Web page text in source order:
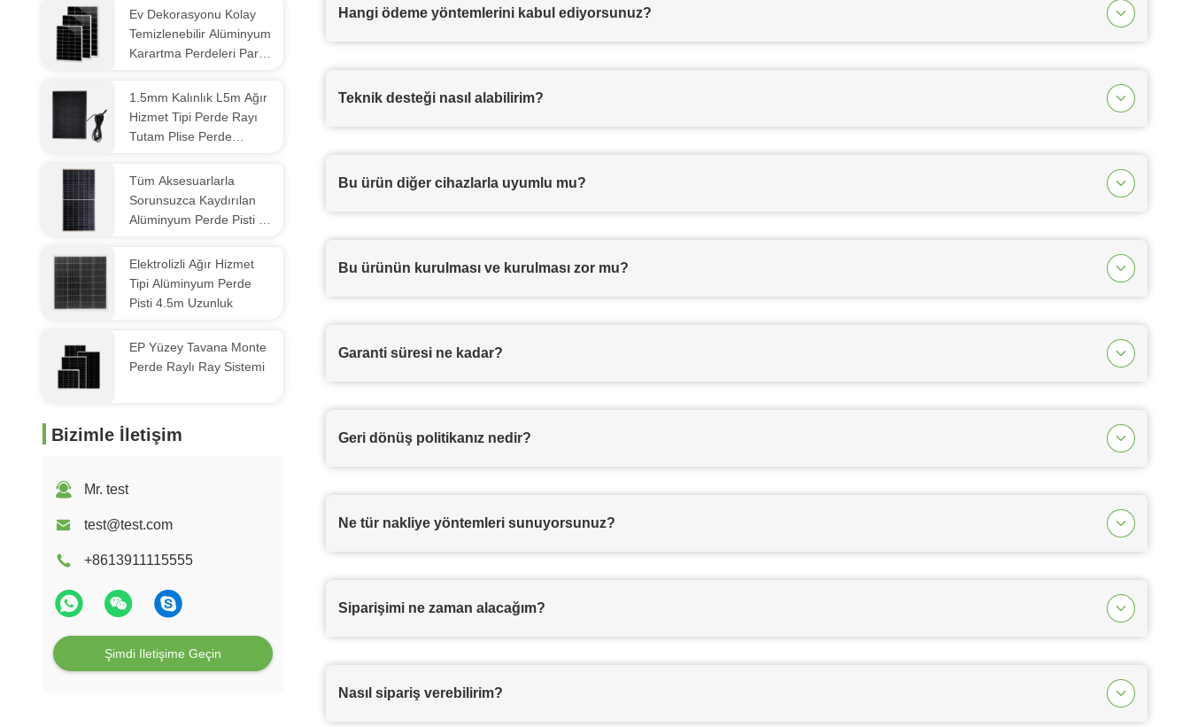
Ev Dekorasyonu Kolay
Temizlenebilir Alüminyum
Karartma Perdeleri Parça
1.5mm Kalınlık L5m Ağır
Hizmet Tipi Perde Rayı
Tutam Plise Perde
Tüm Aksesuarlarla
Sorunsuzca Kaydırılan
Alüminyum Perde Pisti 6m
Elektrolizli Ağır Hizmet
Tipi Alüminyum Perde
Pisti 4.5m Uzunluk
EP Yüzey Tavana Monte
Perde Raylı Ray Sistemi
Bizimle İletişim
Mr. test
test@test.com
+8613911115555
Şimdi Iletişime Geçin
Hangi ödeme yöntemlerini kabul ediyorsunuz?
Teknik desteği nasıl alabilirim?
Bu ürün diğer cihazlarla uyumlu mu?
Bu ürünün kurulması ve kurulması zor mu?
Garanti süresi ne kadar?
Geri dönüş politikanız nedir?
Ne tür nakliye yöntemleri sunuyorsunuz?
Siparişimi ne zaman alacağım?
Nasıl sipariş verebilirim?